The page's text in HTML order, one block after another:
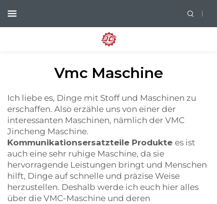
Vmc Maschine
Ich liebe es, Dinge mit Stoff und Maschinen zu
erschaffen. Also erzähle uns von einer der
interessanten Maschinen, nämlich der VMC
Jincheng Maschine.
Kommunikationsersatzteile Produkte es ist
auch eine sehr ruhige Maschine, da sie
hervorragende Leistungen bringt und Menschen
hilft, Dinge auf schnelle und präzise Weise
herzustellen. Deshalb werde ich euch hier alles
über die VMC-Maschine und deren